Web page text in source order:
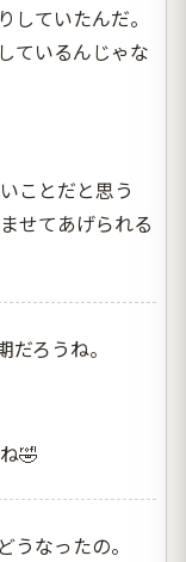
していたんだ。
ているんじゃな
ことだと思う
せてあげられる
ろうね。
🤣
うなったの。